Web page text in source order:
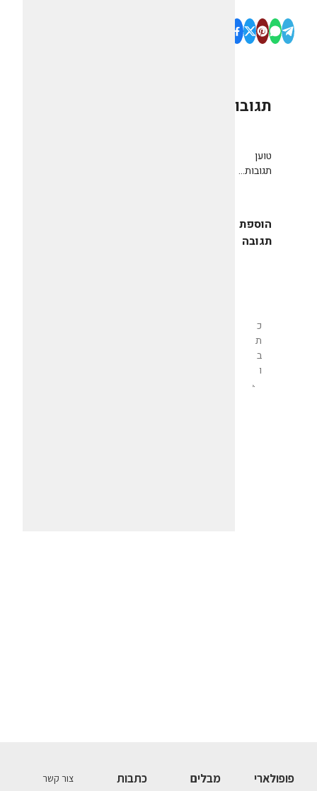
תגובות
טוען
תגובות...
הוספת
תגובה
פופולארי
מבלים
כתבות
צור קשר